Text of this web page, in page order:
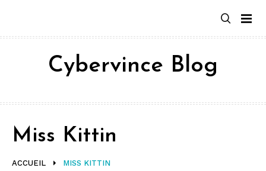
contenu
Cybervince Blog
ACCUEIL MISS KITTIN
Miss Kittin